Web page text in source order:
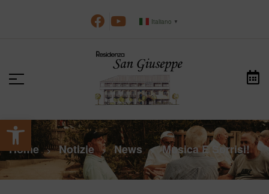
Apri la barra degli strumenti
Italiano ▼
Home > Notizie > News > Musica E Sorrisi!